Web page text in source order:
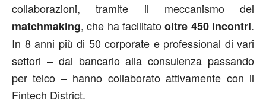
collaborazioni, tramite il meccanismo del
matchmaking, che ha facilitatooltre 450 incontri.
In 8 anni più di 50 corporate e professional di vari
settori – dal bancario alla consulenza passando
per telco – hanno collaborato attivamente con il
Fintech District.